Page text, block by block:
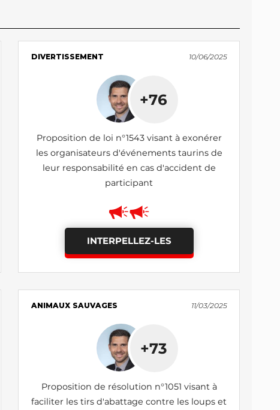
DIVERTISSEMENT 10/06/2025
+76
Proposition de loi n°1543 visant à exonérer
les organisateurs d'événements taurins de
leur responsabilité en cas d'accident de
participant
INTERPELLEZ-LES
ANIMAUX SAUVAGES 11/03/2025
+73
Proposition de résolution n°1051 visant à
faciliter les tirs d'abattage contre les loups et